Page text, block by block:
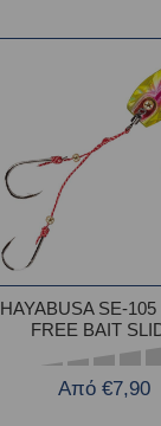
HAYABUSA SE-105
FREE BAIT
Από €7,90